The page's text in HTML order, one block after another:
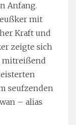
Anfang.
mit
Kraft und
zeigte sich
mitreißend
seufzenden
– alias